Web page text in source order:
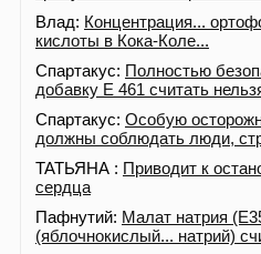
Влад: Концентрация...
кислоты в Кока-Коле...
Спартакус: Полностью
добавку Е 461 считать
Спартакус: Особую
должны соблюдать люди,
ТАТЬЯНА : Приводит к
сердца
Пафнутий: Малат натрия
(яблочнокислый... натрий)